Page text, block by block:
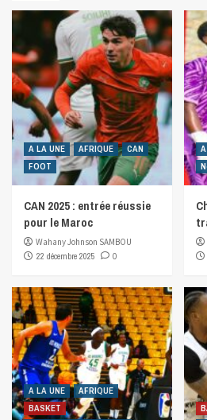
A LA UNE AFRIQUE
CAN
FOOT
CAN 2025 : entrée réussie
pour le Maroc
Wahany Johnson SAMBOU
22 décembre 2025
0
A LA UNE
AFRIQUE
BASKET